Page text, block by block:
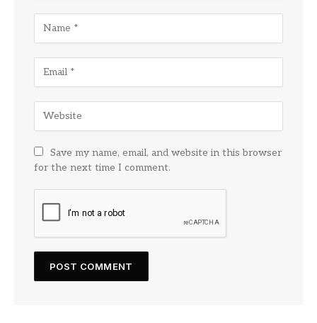
Save my name, email, and website in this browser
for the next time I comment.